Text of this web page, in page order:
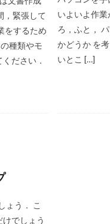
，緊張して
をするため
種類やモ
ださい．
いよいよ作
ろ，ふと，
かどうか を
いとこ […]
ょう． こ
でしょう